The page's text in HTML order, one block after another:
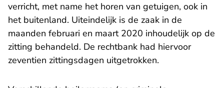
verricht, met name het horen van getuigen, ook in
het buitenland. Uiteindelijk is de zaak in de
maanden februari en maart 2020 inhoudelijk op de
zitting behandeld. De rechtbank had hiervoor
zeventien zittingsdagen uitgetrokken.